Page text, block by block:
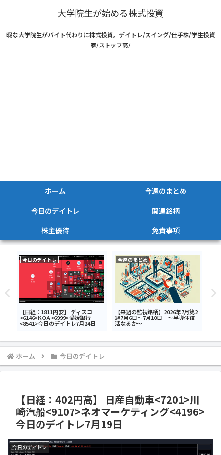
大学院生が始める株式投資
暇な大学院生がバイト代わりに株式投資。デイトレ/スイング/仕手株/学生投資
家/ストップ高/
ホーム
今週のまとめ
今日のデイトレ
関連銘柄
株主優待
免責事項
今日のデイトレ
【日経：1811円安】 ディスコ
<6146>KOA<6999>愛媛銀行
<8541>今日のデイトレ7月24日
今週のまとめ
【来週の監視銘柄】2026年7月第2
週7月6日～7月10日 ～半導体復
活なるか～
ホーム 今日のデイトレ
【日経：402円高】 日産自動車<7201>川
崎汽船<9107>ネオマーケティング<4196>
今日のデイトレ7月19日
今日のデイトレ